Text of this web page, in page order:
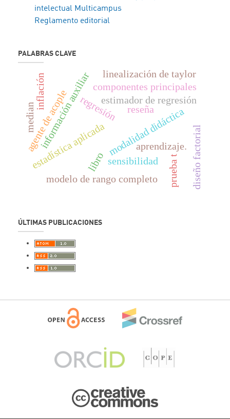
intelectual Multicampus
Reglamento editorial
PALABRAS CLAVE
estadística aplicada
reseña
libro
estimador de regresión
información auxiliar componentes principales
linealización de taylor
regresiónmodalidad didáctica
aprendizaje.
agente de acople
diseño factorial
modelo de rango completo prueba t
sensibilidad
inflación
median
ÚLTIMAS PUBLICACIONES